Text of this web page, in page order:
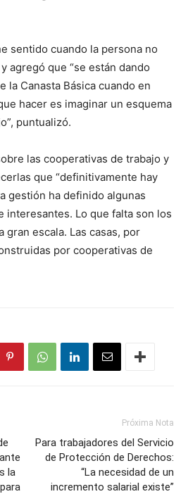
sentido cuando la persona no
agregó que “se están dando
la Canasta Básica cuando en
hacer es imaginar un esquema
puntualizó.
las cooperativas de trabajo y
que “definitivamente hay
gestión ha definido algunas
interesantes. Lo que falta son los
gran escala. Las casas, por
por cooperativas de
la
Próxima Nota
Para trabajadores del Servicio
de Protección de Derechos:
“La necesidad de un
incremento salarial existe”